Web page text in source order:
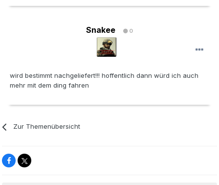
Snakee 0
wird bestimmt nachgeliefert!!! hoffentlich dann würd ich auch
mehr mit dem ding fahren
Zur Themenübersicht